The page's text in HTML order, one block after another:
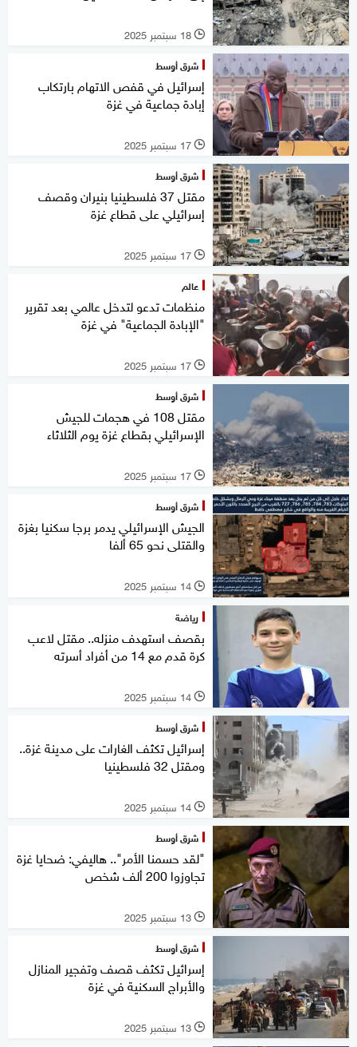
l 18 سبتمبر 2025
شرق أوسط
إسرائيل في قفص الاتهام بارتكاب
إبادة جماعية في غزة
l 17 سبتمبر 2025
شرق أوسط
مقتل 37 فلسطينيا بنيران وقصف
إسرائيلي على قطاع غزة
l 17 سبتمبر 2025
عالم
منظمات تدعو لتدخل عالمي بعد تقرير
"الإبادة الجماعية" في غزة
l 17 سبتمبر 2025
شرق أوسط
مقتل 108 في هجمات للجيش
الإسرائيلي بقطاع غزة يوم الثلاثاء
l 17 سبتمبر 2025
شرق أوسط
الجيش الإسرائيلي يدمر برجا سكنيا بغزة
والقتلى نحو 65 ألفا
l 14 سبتمبر 2025
رياضة
بقصف استهدف منزله.. مقتل لاعب
كرة قدم مع 14 من أفراد أسرته
l 14 سبتمبر 2025
شرق أوسط
إسرائيل تكثف الغارات على مدينة غزة..
ومقتل 32 فلسطينيا
l 14 سبتمبر 2025
شرق أوسط
"لقد حسمنا الأمر".. هاليفي: ضحايا غزة
تجاوزوا 200 ألف شخص
l 13 سبتمبر 2025
شرق أوسط
إسرائيل تكثف قصف وتفجير المنازل
والأبراج السكنية في غزة
l 13 سبتمبر 2025